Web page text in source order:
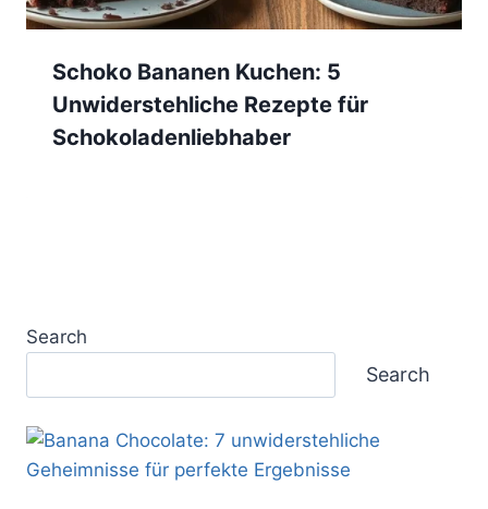
Schoko Bananen Kuchen: 5
Unwiderstehliche Rezepte für
Schokoladenliebhaber
Search
Search